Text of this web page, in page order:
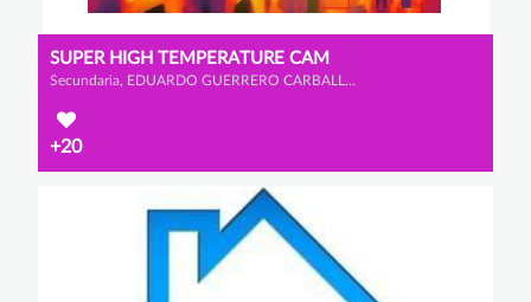
SUPER HIGH TEMPERATURE CAM
Secundaria, EDUARDO GUERRERO CARBALLO, ALEJANDRO CALLEJA GALVÁN y CHRISTIAN GARCÍA BASTARDO
+20